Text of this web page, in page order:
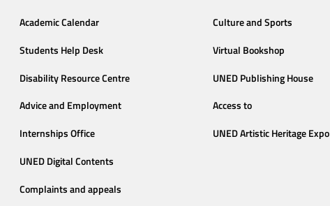
Academic Calendar
Students Help Desk
Disability Resource Centre
Advice and Employment
Internships Office
UNED Digital Contents
Complaints and appeals
Culture and Sports
Virtual Bookshop
UNED Publishing House
Access to
UNED Artistic Heritage Expo